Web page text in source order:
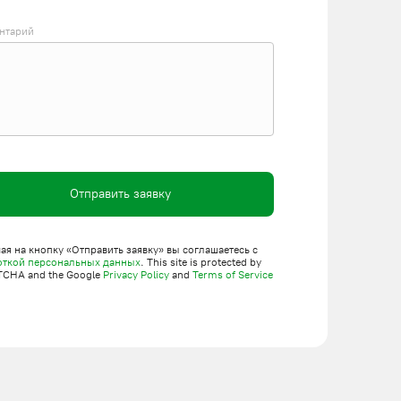
Отправить заявку
на кнопку «Отправить заявку» вы соглашаетесь с
персональных данных. This site is protected by
and the Google Privacy Policy and Terms of Service